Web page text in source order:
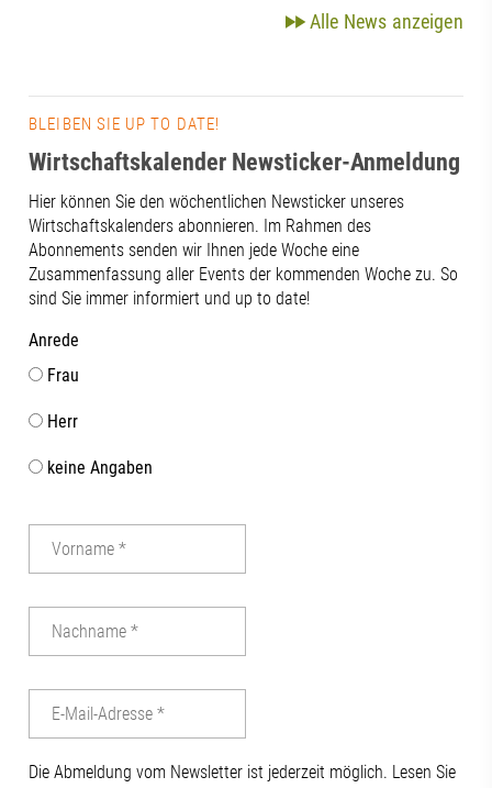
Alle News anzeigen
BLEIBEN SIE UP TO DATE!
Wirtschaftskalender Newsticker-Anmeldung
Hier können Sie den wöchentlichen Newsticker unseres
Wirtschaftskalenders abonnieren. Im Rahmen des
Abonnements senden wir Ihnen jede Woche eine
Zusammenfassung aller Events der kommenden Woche zu. So
sind Sie immer informiert und up to date!
Anrede
Frau
Herr
keine Angaben
Die Abmeldung vom Newsletter ist jederzeit möglich. Lesen Sie